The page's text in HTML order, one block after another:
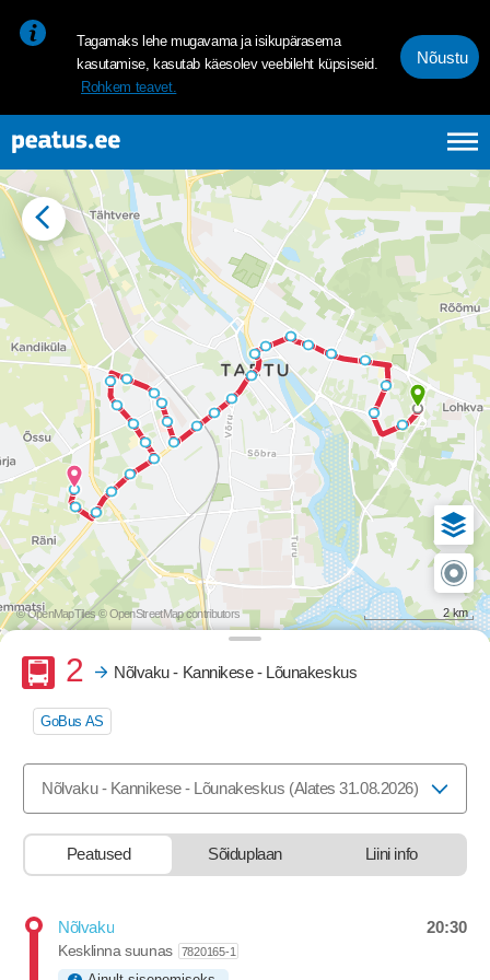
Tagamaks lehe mugavama ja isikupärasema
kasutamise, kasutab käesolev veebileht küpsiseid.
Rohkem teavet.
Nõustu
© OpenMapTiles © OpenStreetMap contributors 2 km
Buss
2 Nõlvaku - Kannikese - Lõunakeskus
GoBus AS
Nõlvaku - Kannikese - Lõunakeskus (Alates 31.08.2026)
Peatused Sõiduplaan Liini info
Nõlvaku Departure
20:30
Kesklinna suunas 7820165-1